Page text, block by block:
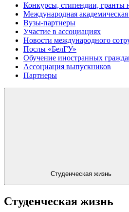
Конкурсы, стипендии, гранты
Международная
Вузы-партнеры
Участие в ассоциациях
Новости международного
Послы «БелГУ»
Обучение иностранных
Ассоциация выпускников
Партнеры
Студенческая жизнь
Студенческая жизнь